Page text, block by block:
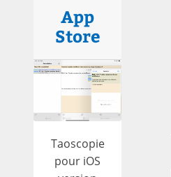
App
Store
Taoscopie
pour iOS